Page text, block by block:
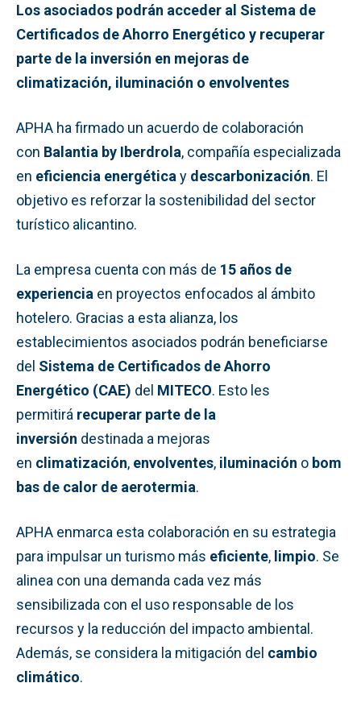
Los asociados podrán acceder al Sistema de
Certificados de Ahorro Energético y recuperar
parte de la inversión en mejoras de
climatización, iluminación o envolventes
APHA ha firmado un acuerdo de colaboración
con Balantia by Iberdrola, compañía especializada
en eficiencia energética y descarbonización. El
objetivo es reforzar la sostenibilidad del sector
turístico alicantino.
La empresa cuenta con más de 15 años de
experiencia en proyectos enfocados al ámbito
hotelero. Gracias a esta alianza, los
establecimientos asociados podrán beneficiarse
del Sistema de Certificados de Ahorro
Energético (CAE) del MITECO. Esto les
permitirá recuperar parte de la
inversión destinada a mejoras
en climatización, envolventes, iluminación o bom
bas de calor de aerotermia.
APHA enmarca esta colaboración en su estrategia
para impulsar un turismo más eficiente, limpio. Se
alinea con una demanda cada vez más
sensibilizada con el uso responsable de los
recursos y la reducción del impacto ambiental.
Además, se considera la mitigación del cambio
climático.